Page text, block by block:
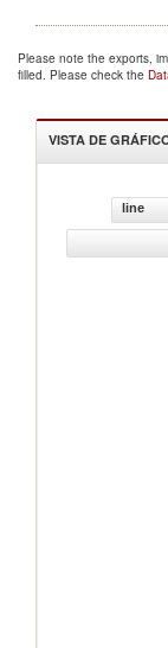
Please note the exports,
filled. Please check the
VISTA DE
line